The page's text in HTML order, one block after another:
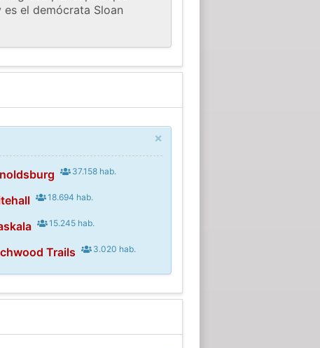
el demócrata Sloan
×
37.158 hab.
18.694 hab.
15.245 hab.
Trails 3.020 hab.